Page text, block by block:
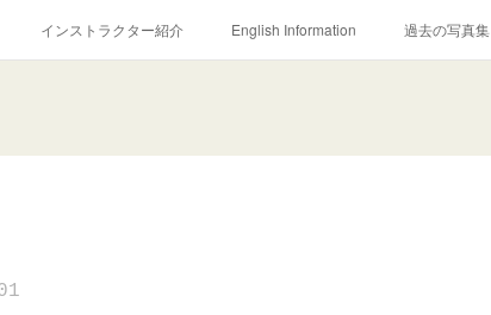
インストラクター紹介 English Information 過去の写真集